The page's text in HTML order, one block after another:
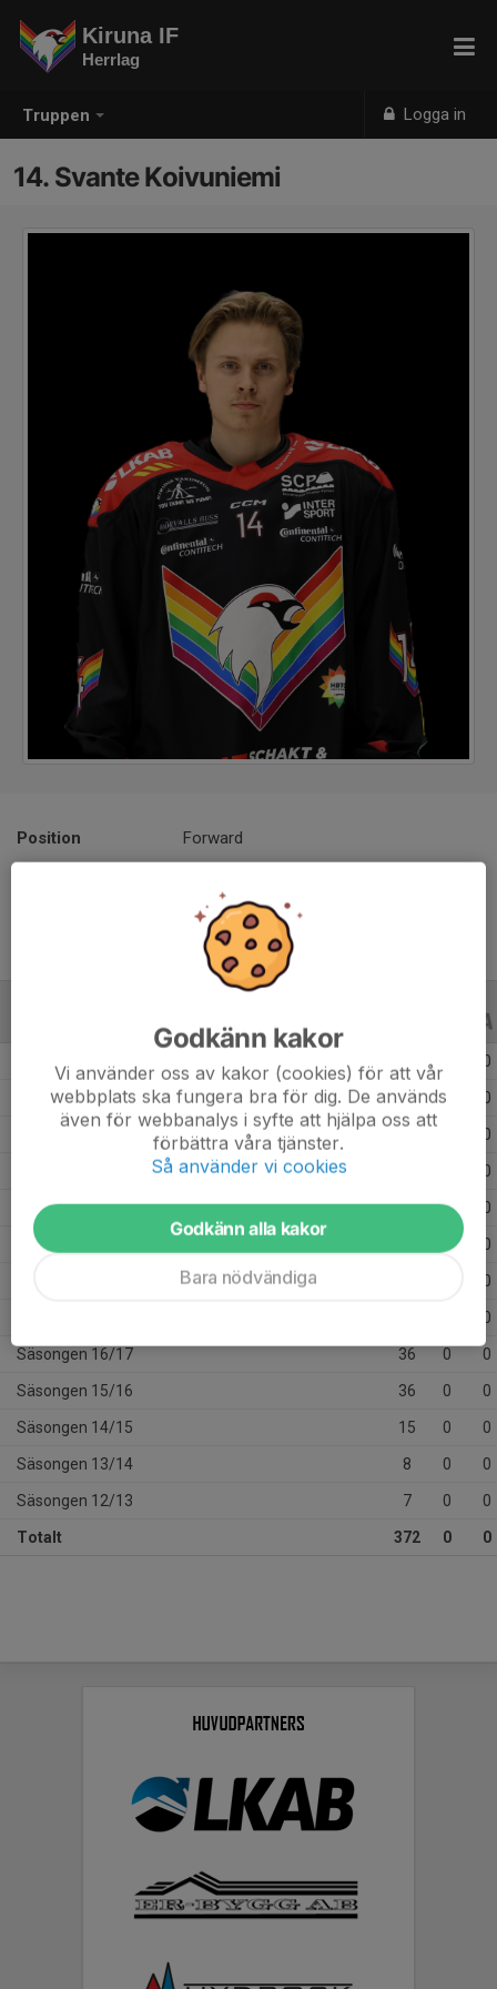
Truppen Logga in
Kiruna IF
Herrlag
14. Svante Koivuniemi
Position
Forward
0
Säsongen 24/25 33 0 0
0
0
Säsongen 21/22 17 0 0
Säsongen 19/20 0
0
0
Säsongen 16/17 36 0 0
Säsongen 15/16 36 0 0
Säsongen 14/15 15 0 0
Säsongen 13/14 8 0 0
Säsongen 12/13 7 0 0
Totalt 372 0 0
Godkänn kakor
Vi använder oss av kakor (cookies) för att vår
webbplats ska fungera bra för dig. De används
även för webbanalys i syfte att hjälpa oss att
förbättra våra tjänster.
Så använder vi cookies
Godkänn alla kakor
Bara nödvändiga